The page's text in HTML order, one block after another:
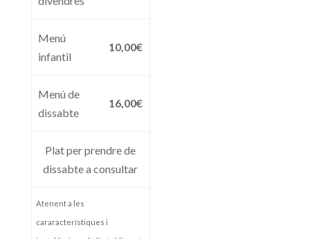
Menú
infantil
10,00€
Menú de
dissabte
16,00€
Plat per prendre de
dissabte a consultar
Atenent a les
cararacterístiques i